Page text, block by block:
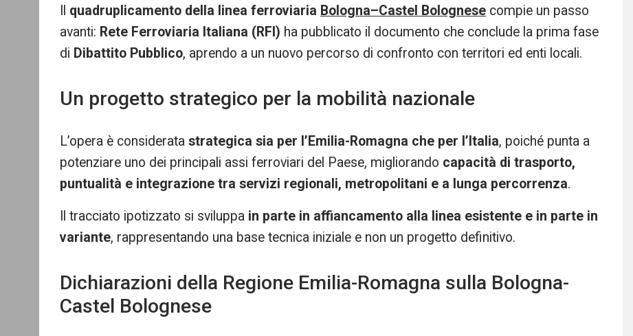
re
quadruplicamento della linea ferroviaria Bologna–Castel Bolognese compie un passo
avanti: Rete Ferroviaria Italiana (RFI) ha pubblicato il documento che conclude la prima fase
di Dibattito Pubblico, aprendo a un nuovo percorso di confronto con territori ed enti locali.
Un progetto strategico per la mobilità nazionale
L’opera è considerata strategica sia per l’Emilia-Romagna che per l’Italia, poiché punta a
potenziare uno dei principali assi ferroviari del Paese, migliorando capacità di trasporto,
puntualità e integrazione tra servizi regionali, metropolitani e a lunga percorrenza.
Il tracciato ipotizzato si sviluppa in parte in affiancamento alla linea esistente e in parte in
variante, rappresentando una base tecnica iniziale e non un progetto definitivo.
Dichiarazioni della Regione Emilia-Romagna sulla Bologna-
Castel Bolognese